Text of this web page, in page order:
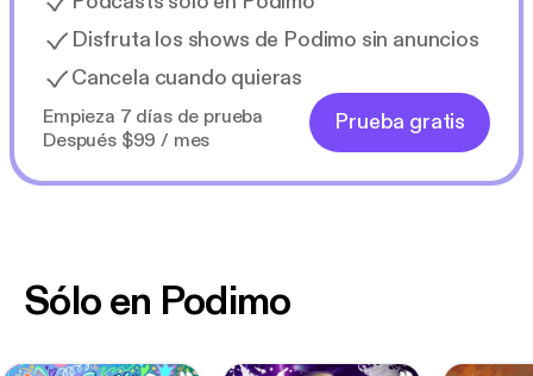
Disfruta los shows de Podimo sin anuncios
Cancela cuando quieras
Empieza 7 días de prueba
Después $99 / mes
Prueba gratis
Sólo en Podimo